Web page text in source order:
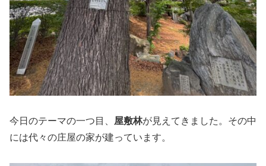
今日のテーマの一つ目、 屋敷林が見えてきました。その中
には代々の庄屋の家が建っています。